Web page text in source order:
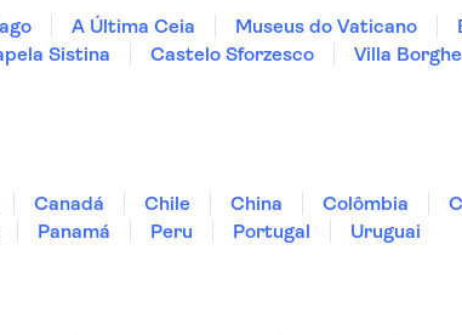
A Última Ceia Museus do Vaticano
Sistina Castelo Sforzesco Villa
Canadá Chile China Colômbia
Panamá Peru Portugal
Uruguai